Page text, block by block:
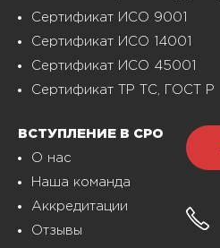
Сертификат ИСО 9001
Сертификат ИСО 14001
Сертификат ИСО 45001
Сертификат ТР ТС, ГОСТ Р
ВСТУПЛЕНИЕ В СРО
О нас
Наша команда
Аккредитации
Отзывы